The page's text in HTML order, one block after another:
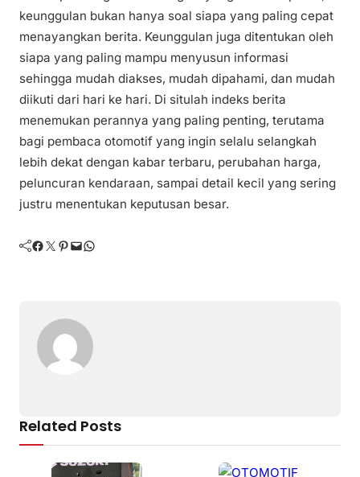
keunggulan bukan hanya soal siapa yang paling cepat
menayangkan berita. Keunggulan juga ditentukan oleh
siapa yang paling mampu menyusun informasi
sehingga mudah diakses, mudah dipahami, dan mudah
diikuti dari hari ke hari. Di situlah indeks berita
menemukan perannya yang paling penting, terutama
bagi pembaca otomotif yang ingin selalu selangkah
lebih dekat dengan kabar terbaru, perubahan harga,
peluncuran kendaraan, sampai detail kecil yang sering
justru menentukan keputusan besar.
Facebook Twitter Pinterest Mail WhatsApp
Related Posts